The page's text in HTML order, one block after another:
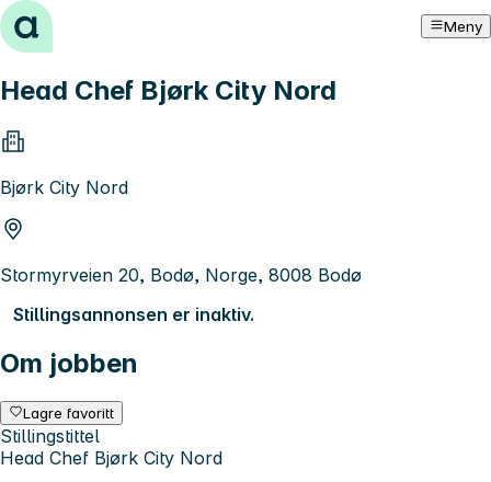
Hopp til innhold Meny
Head Chef Bjørk City Nord
Bjørk City Nord
Stormyrveien 20, Bodø, Norge, 8008 Bodø
Stillingsannonsen er inaktiv.
Om jobben
Lagre favoritt
Stillingstittel
Head Chef Bjørk City Nord